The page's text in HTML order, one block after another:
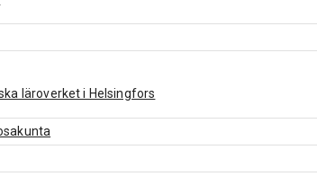
läroverket i Helsingfors